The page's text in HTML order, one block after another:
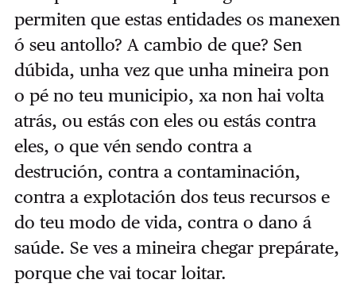
permiten que estas entidades os manexen
ó seu antollo? A cambio de que? Sen
dúbida, unha vez que unha mineira pon
o pé no teu municipio, xa non hai volta
atrás, ou estás con eles ou estás contra
eles, o que vén sendo contra a
destrución, contra a contaminación,
contra a explotación dos teus recursos e
do teu modo de vida, contra o dano á
saúde. Se ves a mineira chegar prepárate,
porque che vai tocar loitar.